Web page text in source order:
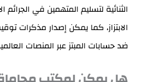
الثنائية لتسليم المتهمين في الجرائم
الابتزاز، كما يمكن إصدار مذكرات
ضد حسابات المبتز عبر المنصات